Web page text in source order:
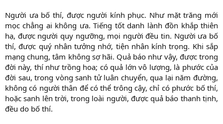
Người ưa bố thí, được người kính phục. Như mặt trăng mới
mọc chẳng ai không ưa. Tiếng tốt danh lành đồn khắp thiên
hạ, được người quy ngưỡng, mọi người đều tin. Người ưa bố
thí, được quý nhân tưởng nhớ, tiện nhân kính trọng. Khi sắp
mạng chung, tâm không sợ hãi. Quả báo như vậy, được trong
đời này, thí như trồng hoa; có quả lớn vô lượng, là phước của
đời sau, trong vòng sanh tử luân chuyển, qua lại năm đường,
không có người thân để có thể trông cậy, chỉ có phước bố thí,
hoặc sanh lên trời, trong loài người, được quả báo thanh tịnh,
đều do bố thí.